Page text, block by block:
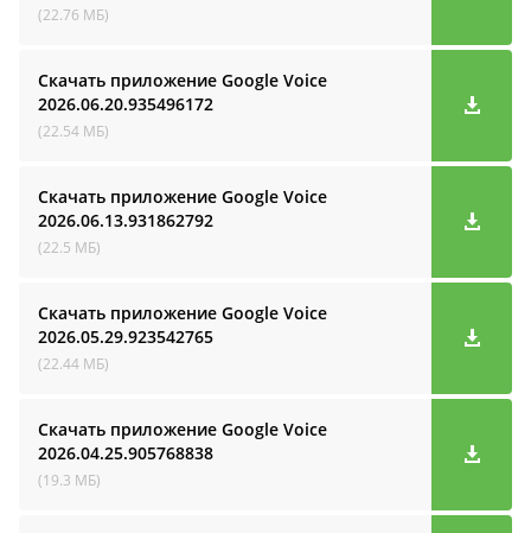
(22.76 МБ)
Скачать приложение Google Voice
2026.06.20.935496172
(22.54 МБ)
Скачать приложение Google Voice
2026.06.13.931862792
(22.5 МБ)
Скачать приложение Google Voice
2026.05.29.923542765
(22.44 МБ)
Скачать приложение Google Voice
2026.04.25.905768838
(19.3 МБ)